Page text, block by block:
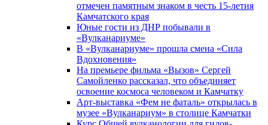
отмечен памятным знаком в честь 15-летия
Камчатского края
Юные гости из ДНР побывали в
«Вулканариумe»
В «Вулканариуме» прошла смена «Сила
Вдохновения»
На премьере фильма «Вызов» Сергей
Самойленко рассказал, что объединяет
освоение космоса человеком и Камчатку
Арт-выставка «Фем не фаталь» открылась в
музее «Вулканариум» в столице Камчатки